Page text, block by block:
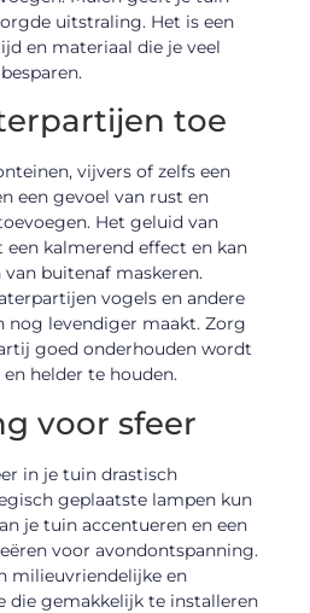
uitstraling. Het is een
en materiaal die je veel
toe
vijvers of zelfs een
een gevoel van rust en
Het geluid van
kalmerend effect en kan
buitenaf maskeren.
vogels en andere
nog levendiger maakt. Zorg
goed onderhouden wordt
helder te houden.
voor sfeer
in je tuin drastisch
geplaatste lampen kun
je tuin accentueren en een
voor avondontspanning.
milieuvriendelijke en
die gemakkelijk te installeren